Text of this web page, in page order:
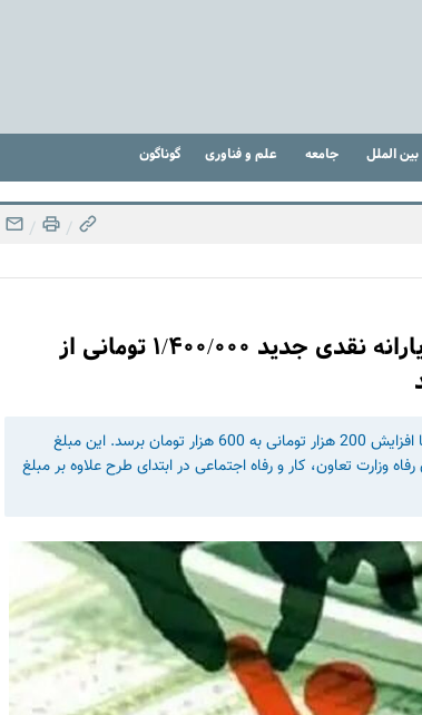
بین الملل جامعه علم و فناوری گوناگون
/
/
خبر خوش اول صبحی درباره یارانه نقدی | شارژ یارانه نقدی جدید ۱/۴۰۰/۰۰۰ تومانی از
قرار است یارانه نقدی جدیدی بحساب ها واریز شود. مبلغ 400 هزار تومان با افزایش 200 هزار تومانی به 600 هزار تومان برسد. این مبلغ
وزارت تعاون، کار و رفاه اجتماعی در ابتدای طرح علاوه بر مبلغ